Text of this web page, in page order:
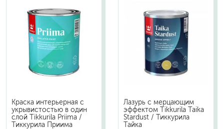
Краска интерьерная с
укрывистостью в один
слой Tikkurila Priima /
Тиккурила Приима
Лазурь с мерцающим
эффектом Tikkurila Taika
Stardust / Тиккурила
Тайка